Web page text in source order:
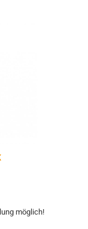
möglich!